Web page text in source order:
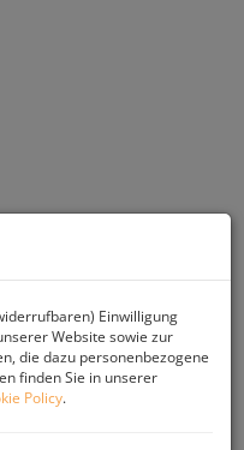
in der
Einwilligung
Website sowie zur
die dazu personenbezogene
finden Sie in unserer
Policy.